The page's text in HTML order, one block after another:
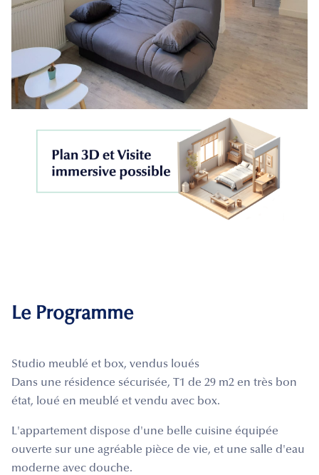
Le Programme
Studio meublé et box, vendus loués
Dans une résidence sécurisée, T1 de 29 m2 en très bon
état, loué en meublé et vendu avec box.
L'appartement dispose d'une belle cuisine équipée
ouverte sur une agréable pièce de vie, et une salle d'eau
moderne avec douche.